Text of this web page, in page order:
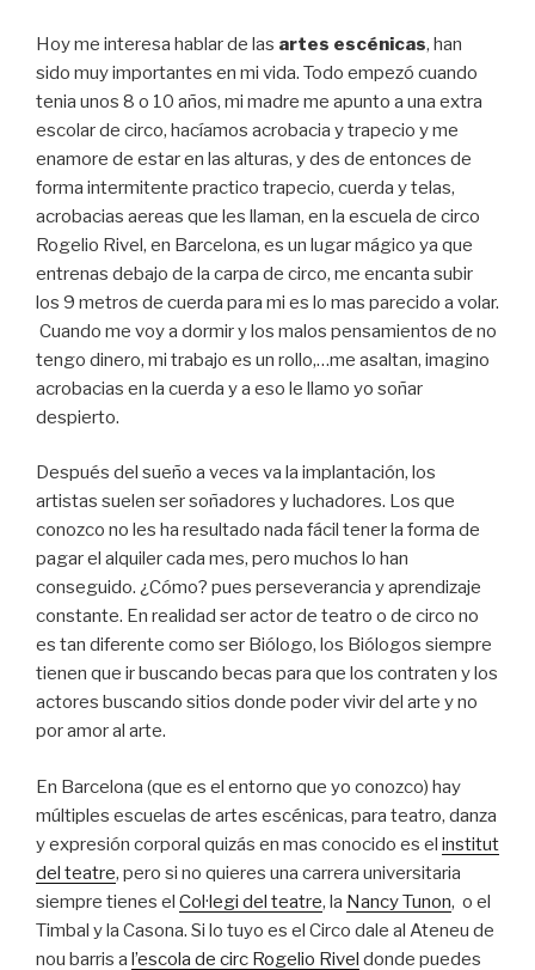
Hoy me interesa hablar de las artes escénicas, han
sido muy importantes en mi vida. Todo empezó cuando
tenia unos 8 o 10 años, mi madre me apunto a una extra
escolar de circo, hacíamos acrobacia y trapecio y me
enamore de estar en las alturas, y des de entonces de
forma intermitente practico trapecio, cuerda y telas,
acrobacias aereas que les llaman, en la escuela de circo
Rogelio Rivel, en Barcelona, es un lugar mágico ya que
entrenas debajo de la carpa de circo, me encanta subir
los 9 metros de cuerda para mi es lo mas parecido a volar.
Cuando me voy a dormir y los malos pensamientos de no
tengo dinero, mi trabajo es un rollo,…me asaltan, imagino
acrobacias en la cuerda y a eso le llamo yo soñar
despierto.
Después del sueño a veces va la implantación, los
artistas suelen ser soñadores y luchadores. Los que
conozco no les ha resultado nada fácil tener la forma de
pagar el alquiler cada mes, pero muchos lo han
conseguido. ¿Cómo? pues perseverancia y aprendizaje
constante. En realidad ser actor de teatro o de circo no
es tan diferente como ser Biólogo, los Biólogos siempre
tienen que ir buscando becas para que los contraten y los
actores buscando sitios donde poder vivir del arte y no
por amor al arte.
En Barcelona (que es el entorno que yo conozco) hay
múltiples escuelas de artes escénicas, para teatro, danza
y expresión corporal quizás en mas conocido es el institut
del teatre, pero si no quieres una carrera universitaria
siempre tienes el Col·legi del teatre, la Nancy Tunon, o el
Timbal y la Casona. Si lo tuyo es el Circo dale al Ateneu de
nou barris a l’escola de circ Rogelio Rivel donde puedes